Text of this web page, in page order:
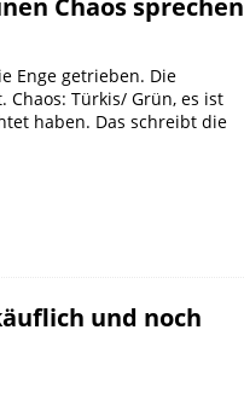
Chaos sprechen
Enge getrieben. Die
Türkis/ Grün, es ist
haben. Das schreibt die
und noch